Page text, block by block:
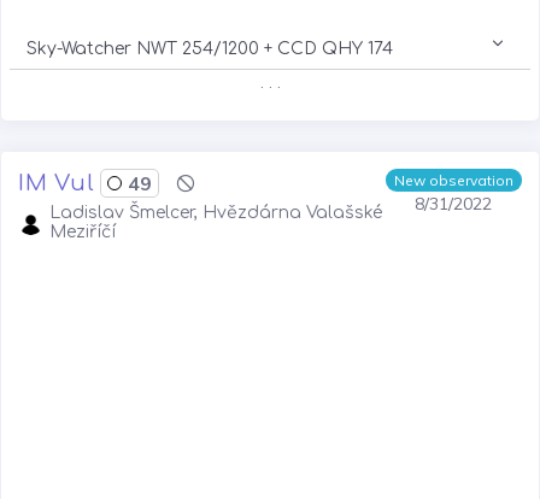
Sky-Watcher NWT 254/1200 + CCD QHY 174
. . .
New observation
8/31/2022
IM Vul 49
Ladislav Šmelcer, Hvězdárna Valašské
Meziříčí